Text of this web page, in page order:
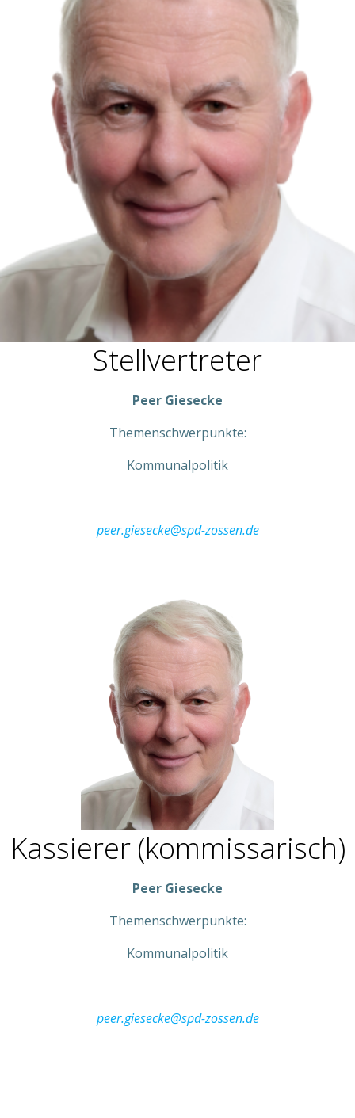
Stellvertreter
Peer Giesecke
Themenschwerpunkte:
Kommunalpolitik
peer.giesecke@spd-zossen.de
Kassierer (kommissarisch)
Peer Giesecke
Themenschwerpunkte:
Kommunalpolitik
peer.giesecke@spd-zossen.de